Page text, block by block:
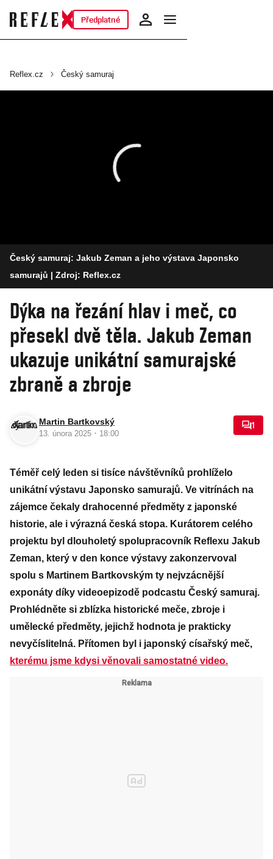
Předplatné
Reflex.cz Český samuraj
Český samuraj: Jakub Zeman a jeho výstava Japonsko
samurajů | Zdroj: Reflex.cz
Dýka na řezání hlav i meč, co
přesekl dvě těla. Jakub Zeman
ukazuje unikátní samurajské
zbraně a zbroje
Martin Bartkovský
13. února 2025 · 18:00
1
Téměř celý leden si tisíce návštěvníků prohlíželo
unikátní výstavu Japonsko samurajů. Ve vitrínách na
zájemce čekaly drahocenné předměty z japonské
historie, ale i výrazná česká stopa. Kurátorem celého
projektu byl dlouholetý spolupracovník Reflexu Jakub
Zeman, který v den konce výstavy zakonzervoval
spolu s Martinem Bartkovským ty nejvzácnější
exponáty díky videoepizodě podcastu Český samuraj.
Prohlédněte si zblízka historické meče, zbroje i
umělecké předměty, jejichž hodnota je prakticky
nevyčíslitelná. Přítomen byl i japonský císařský meč,
kterému jsme kdysi věnovali samostatné video.